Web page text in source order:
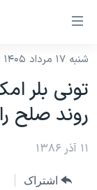
لینکهای
دسترسی
جهش
محتوای
اصلی
جهش
نسخه سبک
موضوع ها
ایران
آمریکا
برنامه های
جدول برنامه ها
شنبه ۱۷ مرداد ۱۴۰۵ ایران ۰۹:۰۸
تونی بلر
روند صلح
۱۱ آذر ۱۳۸۶
اشتراک